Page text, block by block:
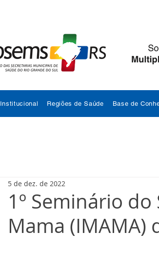
Institucional Regiões de Saúde Base de
1º Seminário
Mama (IMAMA)
5 de dez. de 2022